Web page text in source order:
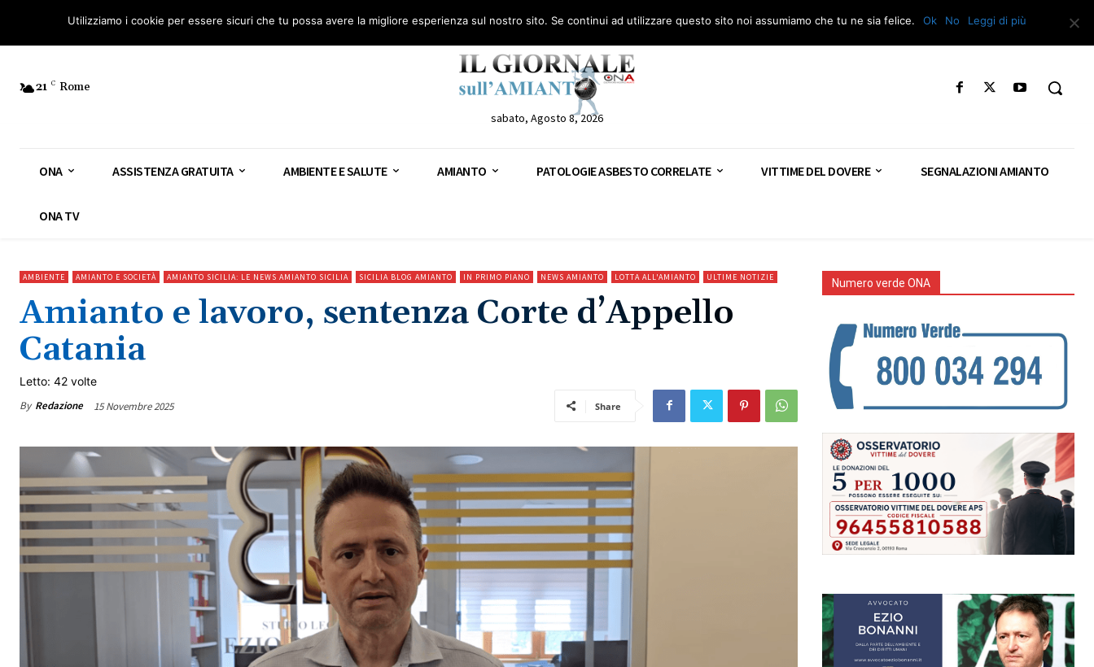
Osservatorio Nazionale Amianto: aderisci Diventa Guardia Nazionale Amianto – AGN Consulenza legale gratuita: civile, penale e lavoro Segnala – AGN Segnala – Repac
21 C Rome
sabato, Agosto 8, 2026
ONA ASSISTENZA GRATUITA AMBIENTE E SALUTE AMIANTO PATOLOGIE ASBESTO CORRELATE VITTIME DEL DOVERE SEGNALAZIONI AMIANTO
ONA TV
AMBIENTE AMIANTO E SOCIETÀ AMIANTO SICILIA: LE NEWS AMIANTO SICILIA SICILIA BLOG AMIANTO IN PRIMO PIANO NEWS AMIANTO LOTTA ALL'AMIANTO ULTIME NOTIZIE
Amianto e lavoro, sentenza Corte d’Appello
Catania
Letto: 42 volte
By Redazione 15 Novembre 2025 Share
Numero verde ONA
Utilizziamo i cookie per essere sicuri che tu possa avere la migliore esperienza sul nostro sito. Se continui ad utilizzare questo sito noi assumiamo che tu ne sia felice. Ok No Leggi di più